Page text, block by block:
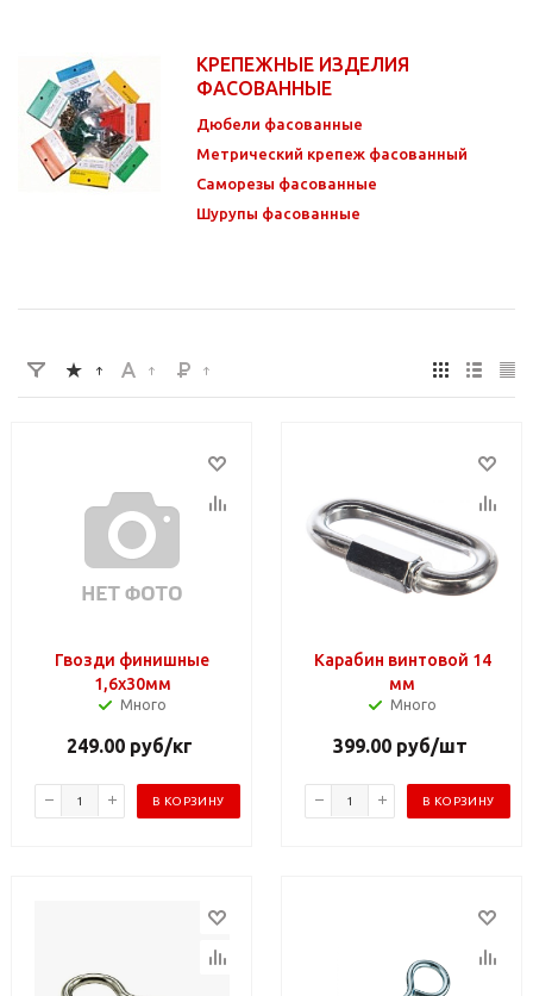
КРЕПЕЖНЫЕ ИЗДЕЛИЯ
ФАСОВАННЫЕ
Дюбели фасованные
Метрический крепеж фасованный
Саморезы фасованные
Шурупы фасованные
Гвозди финишные
1,6х30мм
Много
249.00 руб/кг
В КОРЗИНУ
Карабин винтовой 14
мм
Много
399.00руб/шт
В КОРЗИНУ